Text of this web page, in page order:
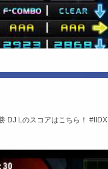
DJ Lのスコアはこちら！ #IIDX